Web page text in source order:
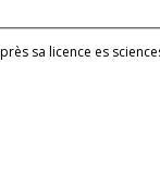
sa licence es